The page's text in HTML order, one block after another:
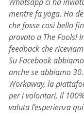
mentre fa yoga. Ha
che fosse così bello
provato a The Fools!
feedback che
Su Facebook
anche se abbiamo
Workaway, la
per i volontari, il
valuta l’esperienza